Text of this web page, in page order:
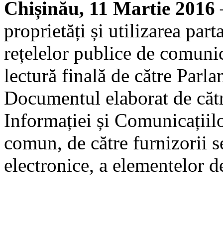
Chișinău, 11 Martie 2016
proprietăți și utilizarea
rețelelor publice de
lectură finală de către
Documentul elaborat de
Informației și
comun, de către furnizorii
electronice, a elementelor